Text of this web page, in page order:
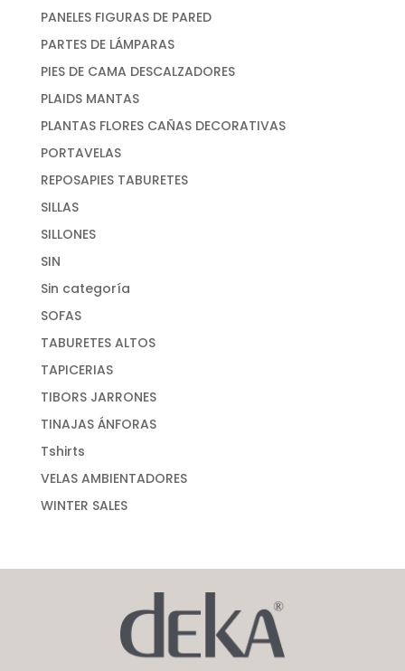
PANELES FIGURAS DE PARED
PARTES DE LÁMPARAS
PIES DE CAMA DESCALZADORES
PLAIDS MANTAS
PLANTAS FLORES CAÑAS DECORATIVAS
PORTAVELAS
REPOSAPIES TABURETES
SILLAS
SILLONES
SIN
Sin categoría
SOFAS
TABURETES ALTOS
TAPICERIAS
TIBORS JARRONES
TINAJAS ÁNFORAS
Tshirts
VELAS AMBIENTADORES
WINTER SALES